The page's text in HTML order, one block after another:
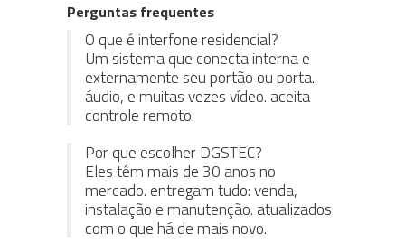
Perguntas frequentes
O que é interfone residencial?
Um sistema que conecta interna e
externamente seu portão ou porta.
áudio, e muitas vezes vídeo. aceita
controle remoto.
Por que escolher DGSTEC?
Eles têm mais de 30 anos no
mercado. entregam tudo: venda,
instalação e manutenção. atualizados
com o que há de mais novo.